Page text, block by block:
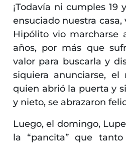
¡Todavía ni cumples 19
ensuciado nuestra casa,
Hipólito vio marcharse
años, por más que
valor para buscarla y
siquiera anunciarse,
quien abrió la puerta y
y nieto, se abrazaron
Luego, el domingo,
la “pancita” que